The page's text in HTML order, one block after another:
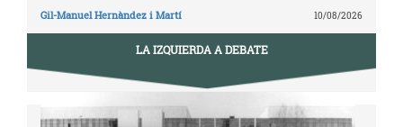
Gil-Manuel Hernàndez i Martí 10/08/2026
LA IZQUIERDA A DEBATE